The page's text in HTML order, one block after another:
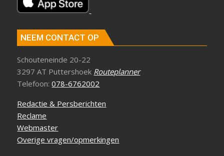
NEEM CONTACT OP
Schouteneinde 20-22
3297 AT Puttershoek Routeplanner
Telefoon:078-6762002
Redactie & Persberichten
Reclame
Webmaster
Overige vragen/opmerkingen